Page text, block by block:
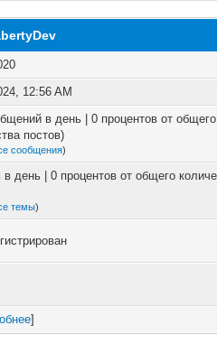
12:56 AM
в день | 0 процентов от общего
постов)
сообщения)
в день | 0 процентов от общего
темы)
]